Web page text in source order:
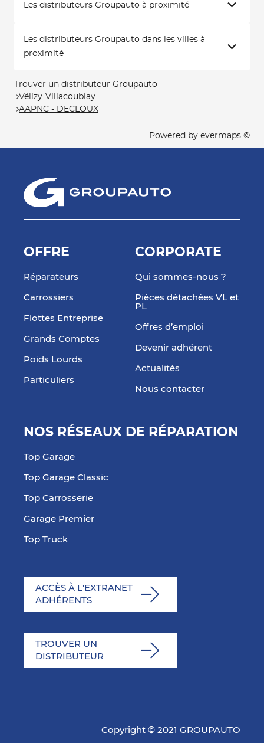
Les distributeurs Groupauto à proximité
Les distributeurs Groupauto dans les villes à
proximité
Trouver un distributeur Groupauto
Vélizy-Villacoublay
AAPNC - DECLOUX
Powered by evermaps ©
OFFRE
Réparateurs
Carrossiers
Flottes Entreprise
Grands Comptes
Poids Lourds
Particuliers
CORPORATE
Qui sommes-nous ?
Pièces détachées VL et
PL
Offres d’emploi
Devenir adhérent
Actualités
Nous contacter
NOS RÉSEAUX DE RÉPARATION
Top Garage
Top Garage Classic
Top Carrosserie
Garage Premier
Top Truck
ACCÈS À L'EXTRANET
ADHÉRENTS
TROUVER UN
DISTRIBUTEUR
Copyright © 2021 GROUPAUTO